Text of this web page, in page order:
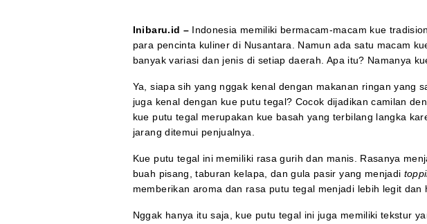
Inibaru.id – Indonesia memiliki bermacam-macam kue
para pencinta kuliner di Nusantara. Namun ada satu macam
banyak variasi dan jenis di setiap daerah. Apa itu? Namanya
Ya, siapa sih yang nggak kenal dengan makanan ringan yang
juga kenal dengan kue putu tegal? Cocok dijadikan camilan
kue putu tegal merupakan kue basah yang terbilang langka
jarang ditemui penjualnya.
Kue putu tegal ini memiliki rasa gurih dan manis. Rasanya
buah pisang, taburan kelapa, dan gula pasir yang menjadi
memberikan aroma dan rasa putu tegal menjadi lebih legit dan
Nggak hanya itu saja, kue putu tegal ini juga memiliki tekstur